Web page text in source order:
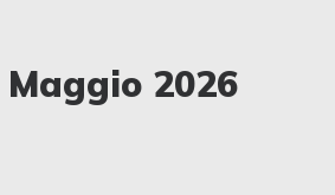
Maggio 2026